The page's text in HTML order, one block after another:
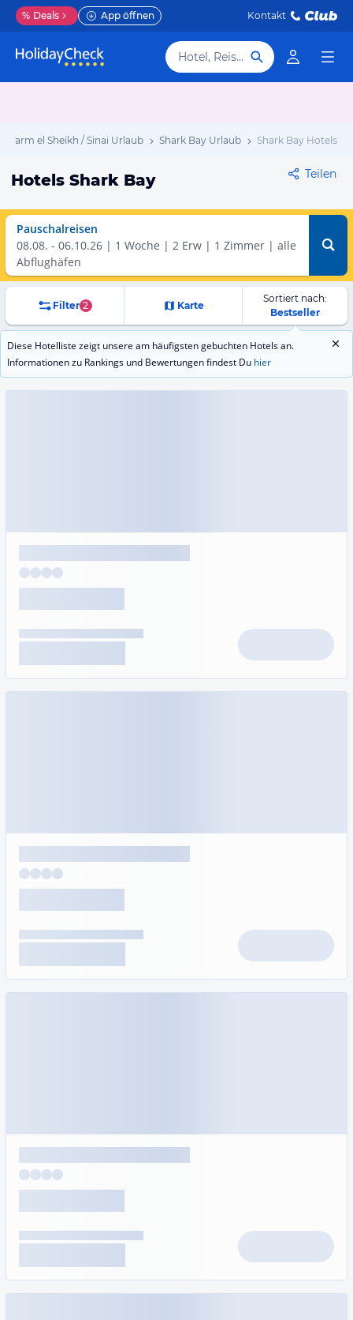
% Deals App öffnen Kontakt
Hotel, Reiseziel
Sharm el Sheikh / Sinai Urlaub Shark Bay Urlaub Shark Bay Hotels
Hotels Shark Bay Teilen
Pauschalreisen
08.08. - 06.10.26 1 Woche 2 Erw | 1 Zimmer
alle
Abflughäfen
Filter 2 Karte
Sortiert nach:
Bestseller
Diese Hotelliste zeigt unsere am häufigsten gebuchten Hotels an.
Informationen zu Rankings und Bewertungen findest Du hier